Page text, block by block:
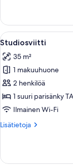
Avaa
kaikki
huonetyypin
Studiosviitti
kuvat
13
Studiosviitti
35 m²
1 makuuhuone
2 henkilöä
1 suuri parisänky
Ilmainen Wi-Fi
Lisätietoja
Lisätietoja